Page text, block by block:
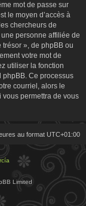
mot de passe sur
le moyen d’accès à
chercheurs de
personne affiliée de
», de phpBB ou
votre mot de
utiliser la fonction
phpBB. Ce processus
courriel, alors le
permettra de vous
au format UTC+01:00
Limited